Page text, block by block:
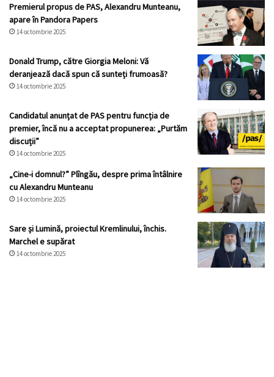
Premierul propus de PAS, Alexandru Munteanu,
apare în Pandora Papers
14 octombrie 2025
Donald Trump, către Giorgia Meloni: Vă
deranjează dacă spun că sunteți frumoasă?
14 octombrie 2025
Candidatul anunțat de PAS pentru funcția de
premier, încă nu a acceptat propunerea: „Purtăm
discuții”
14 octombrie 2025
„Cine-i domnul?” Plîngău, despre prima întâlnire
cu Alexandru Munteanu
14 octombrie 2025
Sare și Lumină, proiectul Kremlinului, închis.
Marchel e supărat
14 octombrie 2025